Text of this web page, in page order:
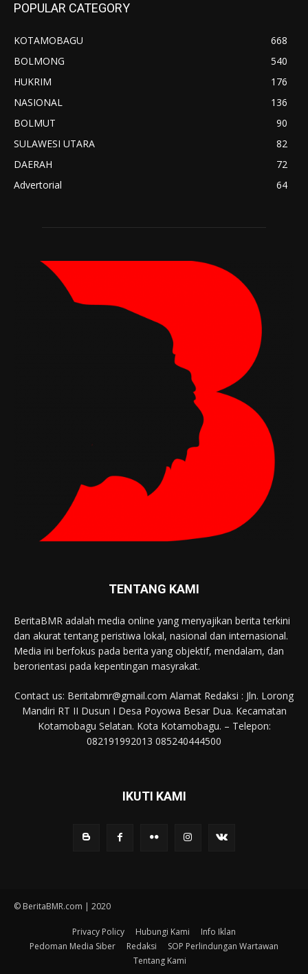
POPULAR CATEGORY
KOTAMOBAGU
668
BOLMONG
540
HUKRIM
176
NASIONAL
136
BOLMUT
90
SULAWESI UTARA
82
DAERAH
72
Advertorial
64
TENTANG KAMI
BeritaBMR adalah media online yang menyajikan berita terkini
dan akurat tentang peristiwa lokal, nasional dan internasional.
Media ini berfokus pada berita yang objektif, mendalam, dan
berorientasi pada kepentingan masyrakat.
Contact us: Beritabmr@gmail.com Alamat Redaksi : Jln. Lorong
Mandiri RT II Dusun I Desa Poyowa Besar Dua. Kecamatan
Kotamobagu Selatan. Kota Kotamobagu. – Telepon:
082191992013 085240444500
IKUTI KAMI
© BeritaBMR.com | 2020
Privacy Policy Hubungi Kami
Info Iklan
Pedoman Media Siber
Redaksi
SOP Perlindungan Wartawan
Tentang Kami